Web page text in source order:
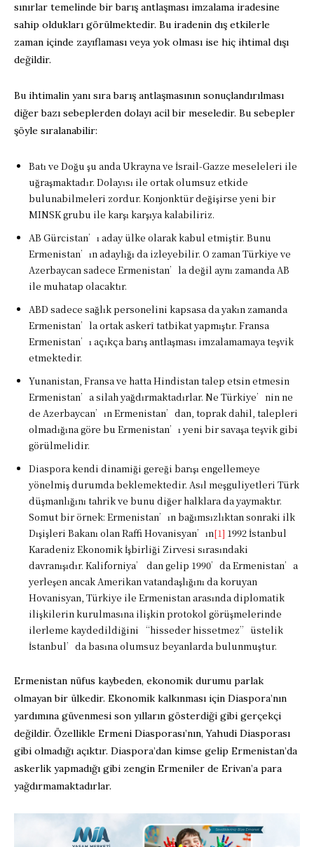
sınırlar temelinde bir barış antlaşması imzalama iradesine
sahip oldukları görülmektedir. Bu iradenin dış etkilerle
zaman içinde zayıflaması veya yok olması ise hiç ihtimal dışı
değildir.
Bu ihtimalin yanı sıra barış antlaşmasının sonuçlandırılması
diğer bazı sebeplerden dolayı acil bir meseledir. Bu sebepler
şöyle sıralanabilir:
Batı ve Doğu şu anda Ukrayna ve İsrail-Gazze meseleleri ile
uğraşmaktadır. Dolayısı ile ortak olumsuz etkide
bulunabilmeleri zordur. Konjonktür değişirse yeni bir
MINSK grubu ile karşı karşıya kalabiliriz.
AB Gürcistan’ı aday ülke olarak kabul etmiştir. Bunu
Ermenistan’ın adaylığı da izleyebilir. O zaman Türkiye ve
Azerbaycan sadece Ermenistan’la değil aynı zamanda AB
ile muhatap olacaktır.
ABD sadece sağlık personelini kapsasa da yakın zamanda
Ermenistan’la ortak askerî tatbikat yapmıştır. Fransa
Ermenistan’ı açıkça barış antlaşması imzalamamaya teşvik
etmektedir.
Yunanistan, Fransa ve hatta Hindistan talep etsin etmesin
Ermenistan’a silah yağdırmaktadırlar. Ne Türkiye’nin ne
de Azerbaycan’ın Ermenistan’dan, toprak dahil, talepleri
olmadığına göre bu Ermenistan’ı yeni bir savaşa teşvik gibi
görülmelidir.
Diaspora kendi dinamiği gereği barışı engellemeye
yönelmiş durumda beklemektedir. Asıl meşguliyetleri Türk
düşmanlığını tahrik ve bunu diğer halklara da yaymaktır.
Somut bir örnek: Ermenistan’ın bağımsızlıktan sonraki ilk
Dışişleri Bakanı olan Raffi Hovanisyan’ın[1] 1992 İstanbul
Karadeniz Ekonomik İşbirliği Zirvesi sırasındaki
davranışıdır. Kaliforniya’ dan gelip 1990’da Ermenistan’a
yerleşen ancak Amerikan vatandaşlığını da koruyan
Hovanisyan, Türkiye ile Ermenistan arasında diplomatik
ilişkilerin kurulmasına ilişkin protokol görüşmelerinde
ilerleme kaydedildiğini “hisseder hissetmez” üstelik
İstanbul’da basına olumsuz beyanlarda bulunmuştur.
Ermenistan nüfus kaybeden, ekonomik durumu parlak
olmayan bir ülkedir. Ekonomik kalkınması için Diaspora’nın
yardımına güvenmesi son yılların gösterdiği gibi gerçekçi
değildir. Özellikle Ermeni Diasporası’nın, Yahudi Diasporası
gibi olmadığı açıktır. Diaspora’dan kimse gelip Ermenistan’da
askerlik yapmadığı gibi zengin Ermeniler de Erivan’a para
yağdırmamaktadırlar.